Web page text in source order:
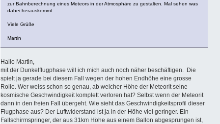
zur Bahnberechnung eines Meteors in der Atmosphäre zu gestalten. Mal sehen was
dabei herauskommt.
Viele Grüße
Martin
Hallo Martin,
mit der Dunkelflugphase will ich mich auch noch näher beschäftigen. Die
spielt ja gerade bei diesem Fall wegen der hohen Endhöhe eine grosse
Rolle. Wer weiss schon so genau, ab welcher Höhe der Meteorit seine
kosmische Geschwindigkeit komplett verloren hat? Selbst wenn der Meteorit
dann in den freien Fall übergeht. Wie sieht das Geschwindigkeitsprofil dieser
Flugphase aus? Der Luftwiderstand ist ja in der Höhe viel geringer. Ein
Fallschirmspringer, der aus 31km Höhe aus einem Ballon abgesprungen ist,